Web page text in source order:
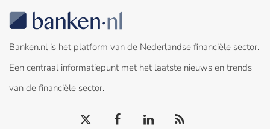
Banken.nl is het platform van de Nederlandse financiële sector.
Een centraal informatiepunt met het laatste nieuws en trends
van de financiële sector.